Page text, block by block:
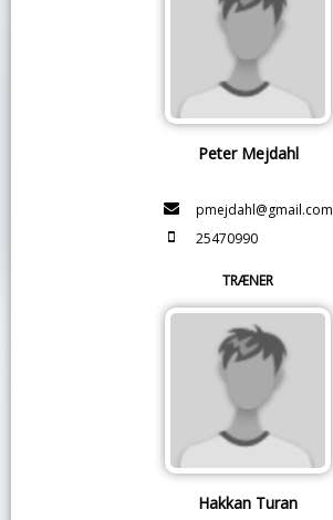
Peter Mejdahl
pmejdahl@gmail.com
25470990
TRÆNER
Hakkan Turan